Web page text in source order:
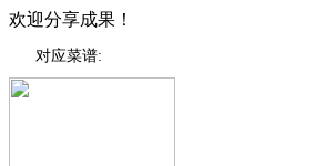
欢迎分享成果！
对应菜谱: